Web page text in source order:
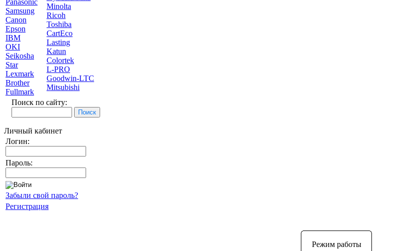
Samsung
Canon
Epson
IBM
OKI
Seikosha
Star
Lexmark
Brother
Fullmark
Minolta
Ricoh
Toshiba
CartEco
Lasting
Katun
Colortek
L-PRO
Goodwin-LTC
Mitsubishi
Поиск по сайту:
Личный кабинет
Логин:
Пароль:
Забыли свой пароль?
Регистрация
Режим работы